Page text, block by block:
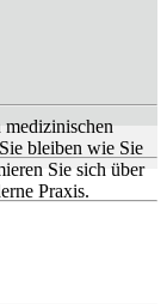
bleiben wie Sie
Sie sich über
Praxis.